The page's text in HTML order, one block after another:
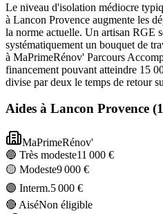
Le niveau d'isolation médiocre
à Lancon Provence augmente les
la norme actuelle. Un artisan RGE
systématiquement un bouquet de
à MaPrimeRénov' Parcours
financement pouvant atteindre 15
divise par deux le temps de retour
Aides à Lancon Provence (
MaPrimeRénov'
🔵 Très modeste11 000 €
🟡 Modeste9 000 €
🟣 Interm.5 000 €
🔴 AiséNon éligible